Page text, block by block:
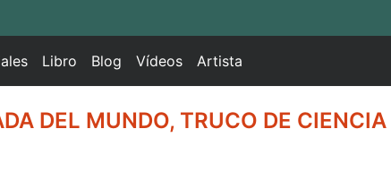
Libro Blog Vídeos Artista
DEL MUNDO, TRUCO DE CIENCIA